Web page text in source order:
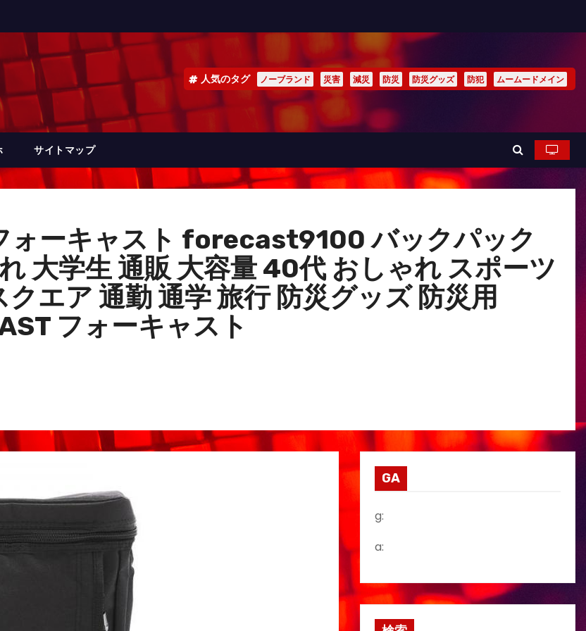
人気のタグ ノーブランド 災害 減災 防災 防災グッズ 防犯 ムームードメイン
サイトマップ
ォーキャスト forecast9100 バックパック
大学生 通販 大容量 40代 おしゃれ スポーツ
エア 通勤 通学 旅行 防災グッズ 防災用
フォーキャスト
GA
g:
a: